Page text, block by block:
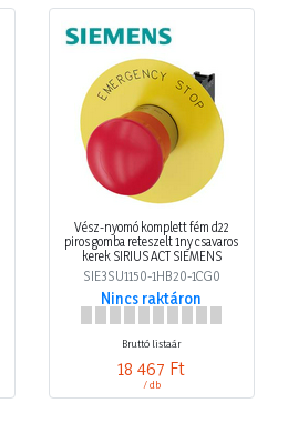
Vész-nyomó komplett fém d22
piros gomba reteszelt 1ny csavaros
kerek SIRIUS ACT SIEMENS
SIE3SU1150-1HB20-1CG0
Nincs raktáron
Bruttó listaár
18 467 Ft
/ db